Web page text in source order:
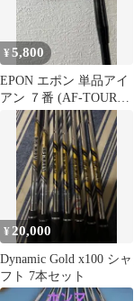
¥5,800
EPON エポン 単品アイ
アン ７番 (AF-TOUR
MB ブラック仕上げ)
¥ 20,000
Dynamic Gold x100 シャ
フト 7本セット